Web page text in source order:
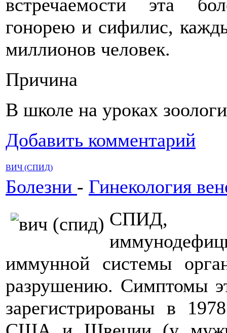
встречаемости эта
гонорею и сифилис,
миллионов человек.
Причина
В школе на уроках
Добавить комментарий
ВИЧ (СПИД)
Болезни - Гинекология
СПИД,
иммунной системы
разрушению. Симптомы
зарегистрированы в